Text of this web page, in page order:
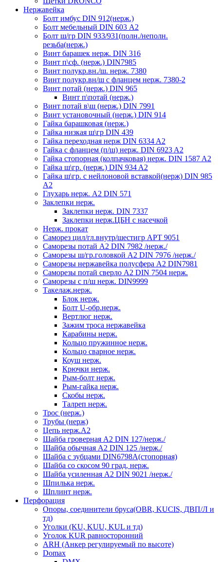
Нержавейка
Болт имбус DIN 912(нерж.)
Болт мебельный DIN 603 А2
Болт ш/гр DIN 933/931(полн./неполн.
резьба(нерж.)
Винт барашек нерж. DIN 316
Винт п\сф. (нерж.) DIN7985
Винт полукр.вн./ш. нерж. 7380
Винт полукр.вн/ш с фланцем нерж. 7380-2
Винт потай (нерж.) DIN 965
Винт п\потай (нерж.)
Винт потай в\ш (нерж.) DIN 7991
Винт установочный (нерж.) DIN 914
Гайка барашковая (нерж.)
Гайка низкая ш\гр DIN 439
Гайка переходная нерж DIN 6334 A2
Гайка с фланцем (п/ш) нерж. DIN 6923 A2
Гайка стопорная (колпачковая) нерж. DIN 1587 A2
Гайка ш\гр. (нерж.) DIN 934 A2
Гайка ш\гр. с нейлоновой вставкой(нерж) DIN 985
A2
Глухарь нерж. А2 DIN 571
Заклепки нерж.
Заклепки нерж. DIN 7337
Заклепки нерж.ЦБН с насечкой
Нерж. прокат
Саморез цил/гл.внутр/шестигр АРТ 9051
Саморезы потай А2 DIN 7982 /нерж./
Саморезы ш/гр.головкой А2 DIN 7976 /нерж./
Саморезы нержавейка полусфера А2 DIN7981
Саморезы потай сверло А2 DIN 7504 нерж.
Саморезы с п/ш нерж. DIN9999
Такелаж.нерж.
Блок нерж.
Болт U-обр.нерж.
Вертлюг нерж.
Зажим троса нержавейка
Карабины нерж.
Кольцо пружинное нерж.
Кольцо сварное нерж.
Коуш нерж.
Крючки нерж.
Рым-болт нерж.
Рым-гайка нерж.
Скобы нерж.
Талреп нерж.
Трос (нерж.)
Трубы (нерж)
Цепь нерж.А2
Шайба гроверная А2 DIN 127/нерж./
Шайба обычная А2 DIN 125 /нерж./
Шайба с зубцами DIN6798А(стопорная)
Шайба со скосом 90 град, нерж.
Шайба усиленная А2 DIN 9021 /нерж./
Шпилька нерж.
Шплинт нерж.
Перфорация
Опоры, соединители бруса(OBR, KUCIS, ДВП/Л и
тд)
Уголки (KU, KUU, KUL и тд)
Уголок KUR равносторонний
ARH (Анкер регулируемый по высоте)
Domax